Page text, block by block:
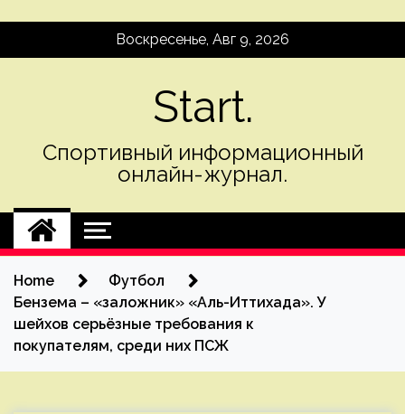
Воскресенье, Авг 9, 2026
Start.
Спортивный информационный
онлайн-журнал.
Home
Футбол
Бензема – «заложник» «Аль-Иттихада». У
шейхов серьёзные требования к
покупателям, среди них ПСЖ